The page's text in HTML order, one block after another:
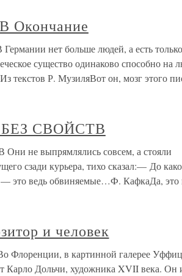
нет больше людей, а есть
существо одинаково способно на
текстов Р. МузиляВот он, мозг этого
СВОЙСТВ
выпрямлялись совсем, а стояли
сзади курьера, тихо сказал:— До
ведь обвиняемые…Ф. КафкаДа, это
и человек
Флоренции, в картинной галерее
Карло Дольчи, художника XVII века. Он